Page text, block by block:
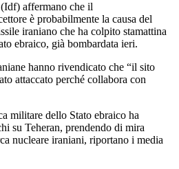
affermano che il
è probabilmente la causa del
iraniano che ha colpito stamattina
ebraico, già bombardata ieri.
hanno rivendicato che “il sito
attaccato perché collabora con
militare dello Stato ebraico ha
su Teheran, prendendo di mira
nucleare iraniani, riportano i media